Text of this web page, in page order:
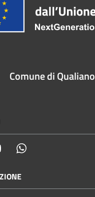
Comune di Qualiano
Youtube